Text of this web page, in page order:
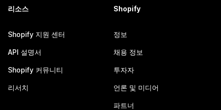
리소스
Shopify 지원 센터
API 설명서
Shopify 커뮤니티
리서치
Shopify
정보
채용 정보
투자자
언론 및 미디어
파트너